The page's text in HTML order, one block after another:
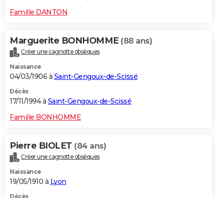
Famille DANTON
Marguerite BONHOMME (88 ans)
Créer une cagnotte obsèques
Naissance
04/03/1906 à Saint-Gengoux-de-Scissé
Décès
17/11/1994 à Saint-Gengoux-de-Scissé
Famille BONHOMME
Pierre BIOLET (84 ans)
Créer une cagnotte obsèques
Naissance
19/05/1910 à Lyon
Décès